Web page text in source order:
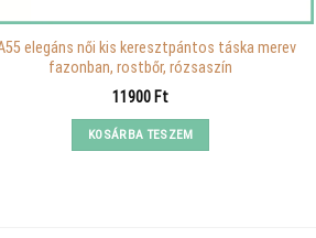
elegáns női kis keresztpántos táska merev
fazonban, rostbőr, rózsaszín
11900 Ft
KOSÁRBA TESZEM